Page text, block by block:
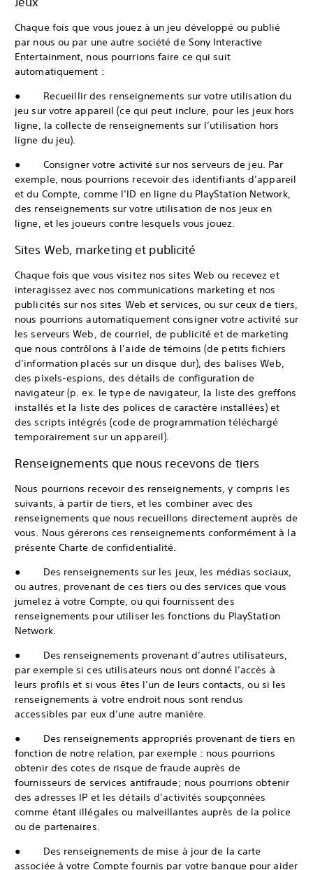
Chaque fois que vous jouez à un jeu développé ou publié
par nous ou par une autre société de Sony Interactive
Entertainment, nous pourrions faire ce qui suit
automatiquement :
● Recueillir des renseignements sur votre utilisation du
jeu sur votre appareil (ce qui peut inclure, pour les jeux hors
ligne, la collecte de renseignements sur l’utilisation hors
ligne du jeu).
● Consigner votre activité sur nos serveurs de jeu. Par
exemple, nous pourrions recevoir des identifiants d’appareil
et du Compte, comme l’ID en ligne du PlayStation Network,
des renseignements sur votre utilisation de nos jeux en
ligne, et les joueurs contre lesquels vous jouez.
Sites Web, marketing et publicité
Chaque fois que vous visitez nos sites Web ou recevez et
interagissez avec nos communications marketing et nos
publicités sur nos sites Web et services, ou sur ceux de tiers,
nous pourrions automatiquement consigner votre activité sur
les serveurs Web, de courriel, de publicité et de marketing
que nous contrôlons à l’aide de témoins (de petits fichiers
d’information placés sur un disque dur), des balises Web,
des pixels-espions, des détails de configuration de
navigateur (p. ex. le type de navigateur, la liste des greffons
installés et la liste des polices de caractère installées) et
des scripts intégrés (code de programmation téléchargé
temporairement sur un appareil).
Renseignements que nous recevons de tiers
Nous pourrions recevoir des renseignements, y compris les
suivants, à partir de tiers, et les combiner avec des
renseignements que nous recueillons directement auprès de
vous. Nous gérerons ces renseignements conformément à la
présente Charte de confidentialité.
● Des renseignements sur les jeux, les médias sociaux,
ou autres, provenant de ces tiers ou des services que vous
jumelez à votre Compte, ou qui fournissent des
renseignements pour utiliser les fonctions du PlayStation
Network.
● Des renseignements provenant d’autres utilisateurs,
par exemple si ces utilisateurs nous ont donné l’accès à
leurs profils et si vous êtes l’un de leurs contacts, ou si les
renseignements à votre endroit nous sont rendus
accessibles par eux d’une autre manière.
● Des renseignements appropriés provenant de tiers en
fonction de notre relation, par exemple : nous pourrions
obtenir des cotes de risque de fraude auprès de
fournisseurs de services antifraude; nous pourrions obtenir
des adresses IP et les détails d’activités soupçonnées
comme étant illégales ou malveillantes auprès de la police
ou de partenaires.
● Des renseignements de mise à jour de la carte
associée à votre Compte fournis par votre banque pour aider